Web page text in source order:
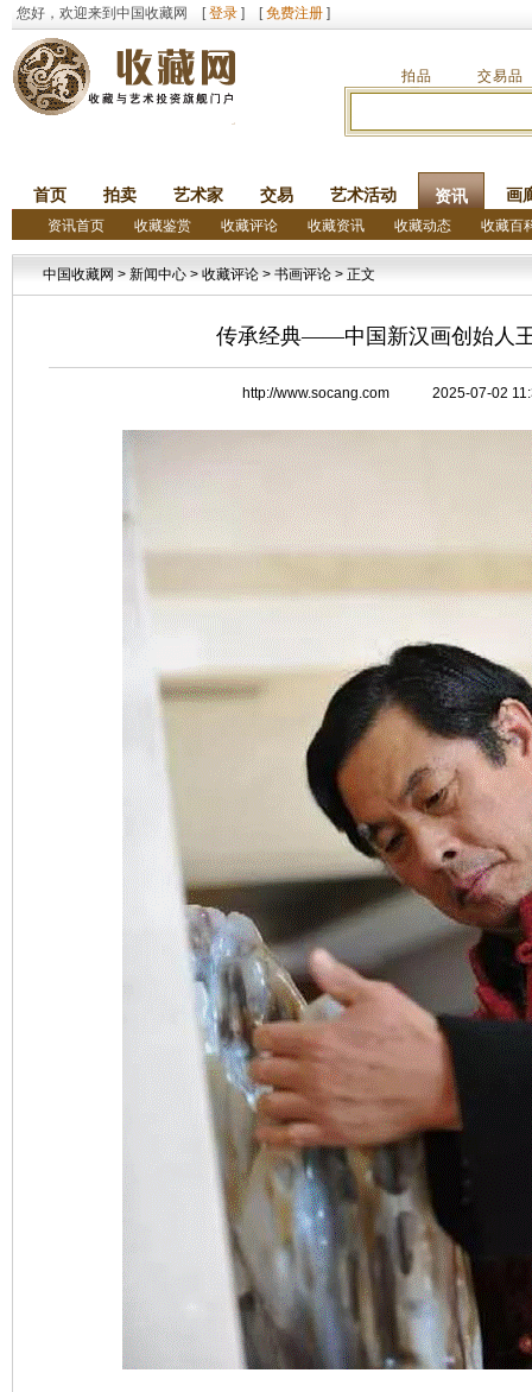
您好，欢迎来到中国收藏网 [登录 ] [免费注册 ]
拍品 交易品
首页 拍卖 艺术家 交易 艺术活动 资讯 画
资讯首页 收藏鉴赏 收藏评论 收藏资讯 收藏动态 收藏百
中国收藏网 > 新闻中心 > 收藏评论 > 书画评论 > 正文
传承经典——中国新汉画创始人
http://www.socang.com 2025-07-02